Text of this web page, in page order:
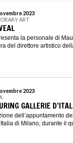
2023
ART
la personale di
del direttore artistico
2023
GALLERIE
dell’appuntamento
di Milano, durante il